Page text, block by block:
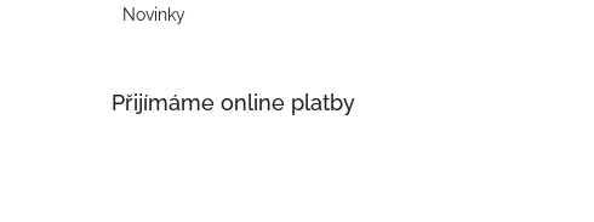
Novinky
Přijímáme online platby